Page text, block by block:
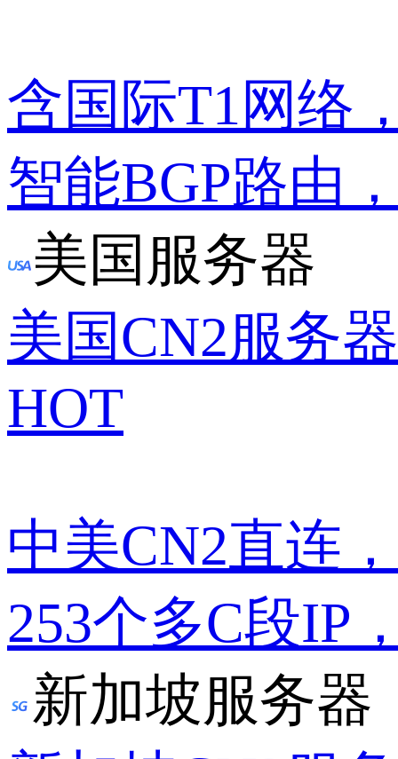
含国际T1网络
智能BGP路由
美国服务器
美国CN2服务器
HOT
中美CN2直连
253个多C段IP
新加坡服务器